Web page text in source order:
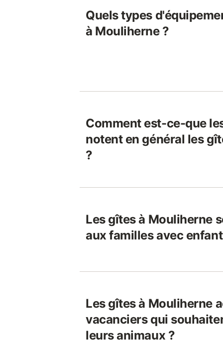
Quels types
à Mouliherne ?
Comment est-ce-que
notent en général les
?
Les gîtes à Mouliherne
aux familles avec
Les gîtes à Mouliherne
vacanciers qui
leurs animaux ?